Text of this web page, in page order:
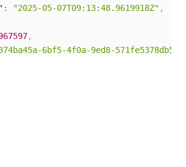
: "2025-05-07T09:13:48.9619918Z" ,
,
6bf5-4f0a-9ed8-571fe5378db5"